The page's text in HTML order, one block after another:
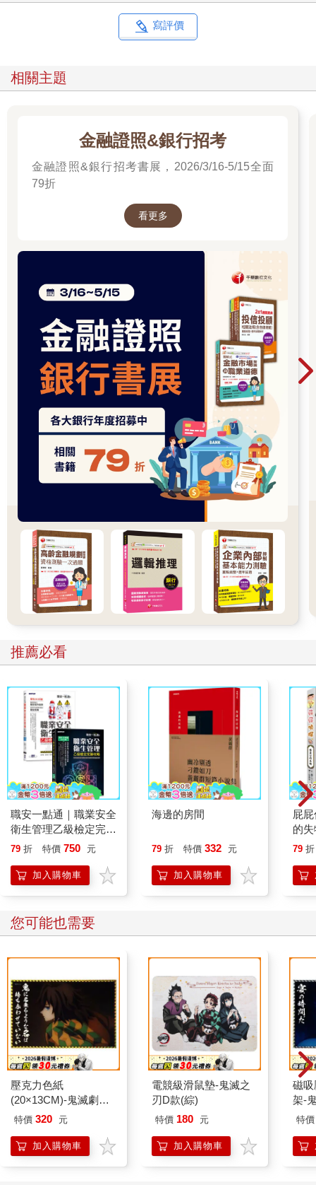
寫評價
相關主題
金融證照&銀行招考
金融證照&銀行招考書展，2026/3/16-5/15全面
79折
看更多
推薦必看
職安一點通｜職業安全
衛生管理乙級檢定完勝
攻略｜2026版(套書)
79 折 特價 750 元
加入購物車
海邊的房間
79 折 特價 332 元
加入購物車
屁
的
79 折
您可能也需要
壓克力色紙
(20×13CM)-鬼滅劇場
版B款(水柱)
特價 320 元
加入購物車
電競級滑鼠墊-鬼滅之
刃D款(綜)
特價 180 元
加入購物車
磁
架-
柱)
特價